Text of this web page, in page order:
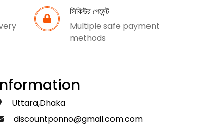
সিকিউর পেমেন্ট
Multiple safe payment
methods
Uttara,Dhaka
discountponno@gmail.com.com